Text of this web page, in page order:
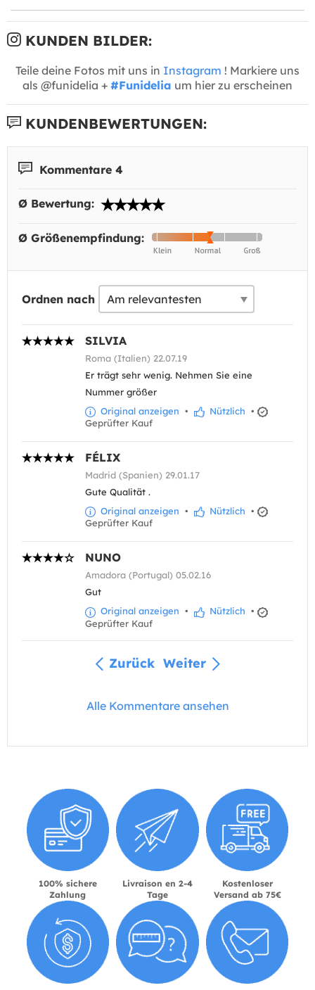
KUNDEN BILDER:
Teile deine Fotos mit uns in Instagram ! Markiere uns
als @funidelia + #Funidelia um hier zu erscheinen
KUNDENBEWERTUNGEN:
Kommentare 4
Ø Bewertung:
Ø Größenempfindung:
Ordnen nach
SILVIA
Roma (Italien) 22.07.19
Er trägt sehr wenig. Nehmen Sie eine
Nummer größer
Original anzeigen • Nützlich •
Geprüfter Kauf
FÉLIX
Madrid (Spanien) 29.01.17
Gute Qualität .
Original anzeigen • Nützlich •
Geprüfter Kauf
NUNO
Amadora (Portugal) 05.02.16
Gut
Original anzeigen • Nützlich •
Geprüfter Kauf
Zurück Weiter
Alle Kommentare ansehen
100% sichere
Zahlung
Livraison en 2-4
Tage
Kostenloser
Versand ab 75€